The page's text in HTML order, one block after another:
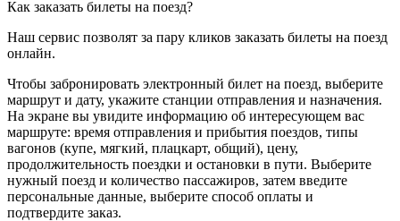
Как заказать билеты на поезд?
Наш сервис позволят за пару кликов заказать билеты на поезд
онлайн.
Чтобы забронировать электронный билет на поезд, выберите
маршрут и дату, укажите станции отправления и назначения.
На экране вы увидите информацию об интересующем вас
маршруте: время отправления и прибытия поездов, типы
вагонов (купе, мягкий, плацкарт, общий), цену,
продолжительность поездки и остановки в пути. Выберите
нужный поезд и количество пассажиров, затем введите
персональные данные, выберите способ оплаты и
подтвердите заказ.